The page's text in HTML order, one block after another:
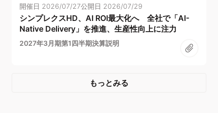
開催日 2026/07/27公開日 2026/07/29
シンプレクスHD、AI ROI最大化へ 全社で「AI-
Native Delivery」を推進、生産性向上に注力
2027年3月期第1四半期決算説明
もっとみる